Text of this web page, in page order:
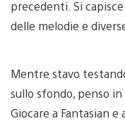
precedenti. Si
delle melodie e
Mentre stavo
sullo sfondo, penso
Giocare a Fantasian